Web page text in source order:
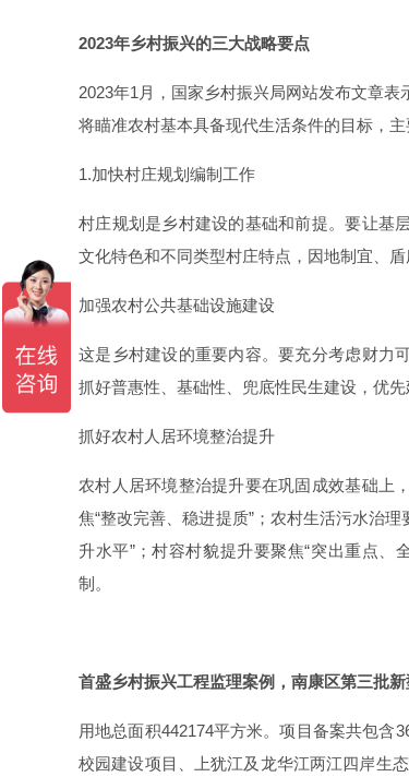
2023年乡村振兴的三大战略要点
2023年1月，国家乡村振兴局网站发布文章
将瞄准农村基本具备现代生活条件的目标，
1.加快村庄规划编制工作
村庄规划是乡村建设的基础和前提。要让基
文化特色和不同类型村庄特点，因地制宜、盾
加强农村公共基础设施建设
这是乡村建设的重要内容。要充分考虑财力
抓好普惠性、基础性、兜底性民生建设，优
抓好农村人居环境整治提升
农村人居环境整治提升要在巩固成效基础上
焦“整改完善、稳进提质”；农村生活污水治
升水平”；村容村貌提升要聚焦“突出重点
制。
首盛乡村振兴工程监理案例，南康区第三批
用地总面积442174平方米。项目备案共包含
校园建设项目、上犹江及龙华江两江四岸生